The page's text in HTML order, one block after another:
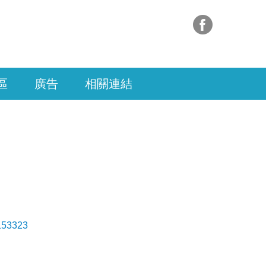
廣告 相關連結